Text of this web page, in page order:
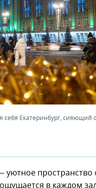
себя Екатеринбург,
уютное
в каждом